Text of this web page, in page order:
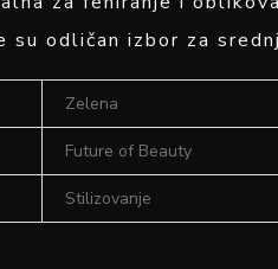
su odličan izbor za
Zelena
Future of Beauty
Stilizovanje